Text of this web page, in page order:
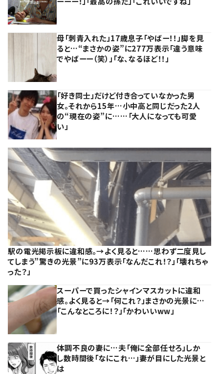
母「刺青入れた」17歳息子「やばー！！」脚を見
ると…“まさかの姿”に277万表示「違う意味
でやばーー（笑）」「な、なるほど！！」
「好き同士」だけど付き合っていなかった男
女。それから15年…小中高と同じだった2人
の“現在の姿”に……「大人になっても可愛
い」
駅の電光掲示板に違和感。→よく見ると……思わず二度見し
てしまう”驚きの光景”に93万表示「なんだこれ！？」「壊れちゃ
った？」
スーパーで買ったシャインマスカットに違和
感。よく見ると→「何これ？」まさかの光景に…
「こんなところに！？」「かわいいww」
体調不良の妻に…夫「俺に全部任せろ」しか
し数時間後「なにこれ…」妻が目にした光景と
は